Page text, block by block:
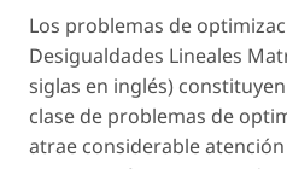
Los problemas de
Desigualdades Lineales
siglas en inglés)
clase de problemas de
atrae considerable